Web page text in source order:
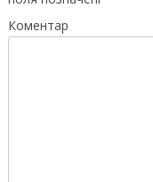
Коментар